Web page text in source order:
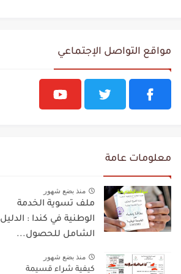
مواقع التواصل الإجتماعي
معلومات عامة
منذ بضع شهور
ملف تسوية الخدمة
الوطنية في كندا : الدليل
الشامل للحصول...
منذ بضع شهور
كيفية شراء قسيمة